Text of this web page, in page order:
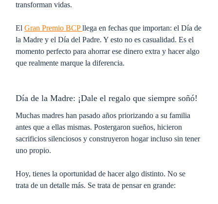
transforman vidas.
El Gran Premio BCPllega en fechas que importan: el Día de
la Madre y el Día del Padre. Y esto no es casualidad. Es el
momento perfecto para ahorrar ese dinero extra y hacer algo
que realmente marque la diferencia.
Día de la Madre: ¡Dale el regalo que siempre soñó!
Muchas madres han pasado años priorizando a su familia
antes que a ellas mismas. Postergaron sueños, hicieron
sacrificios silenciosos y construyeron hogar incluso sin tener
uno propio.
Hoy, tienes la oportunidad de hacer algo distinto. No se
trata de un detalle más. Se trata de pensar en grande: